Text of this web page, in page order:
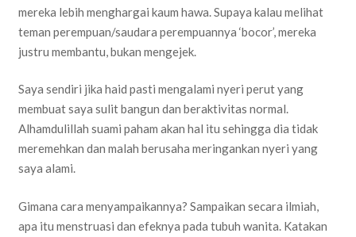
mereka lebih menghargai kaum hawa. Supaya kalau melihat
teman perempuan/saudara perempuannya ‘bocor’, mereka
justru membantu, bukan mengejek.
Saya sendiri jika haid pasti mengalami nyeri perut yang
membuat saya sulit bangun dan beraktivitas normal.
Alhamdulillah suami paham akan hal itu sehingga dia tidak
meremehkan dan malah berusaha meringankan nyeri yang
saya alami.
Gimana cara menyampaikannya? Sampaikan secara ilmiah,
apa itu menstruasi dan efeknya pada tubuh wanita. Katakan